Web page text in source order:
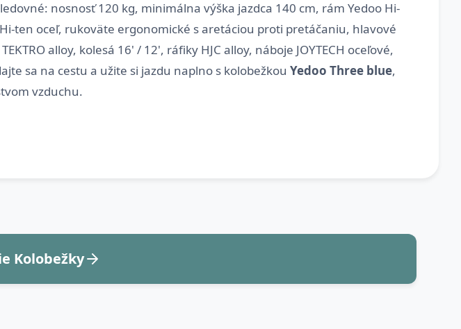
nosnosť 120 kg, minimálna výška jazdca 140 cm, rám Yedoo Hi-
ten oceľ, rukoväte ergonomické s aretáciou proti pretáčaniu, hlavové
alloy, kolesá 16' / 12', ráfiky HJC alloy, náboje JOYTECH oceľové,
sa na cestu a užite si jazdu naplno s kolobežkou Yedoo Three blue,
Kolobežky